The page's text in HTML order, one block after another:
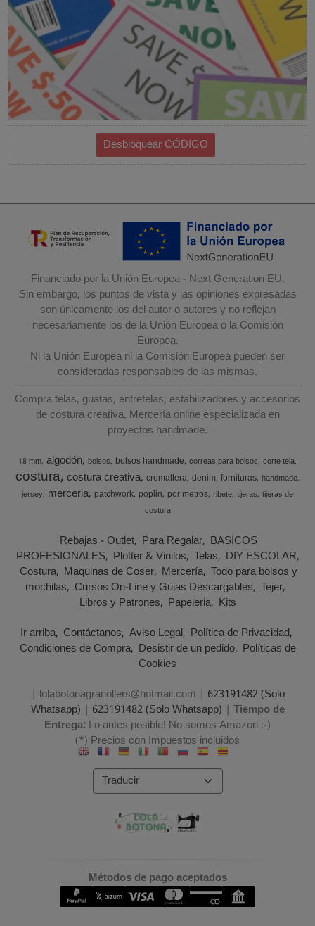
Financiado por la Unión Europea - Next Generation EU.
Sin embargo, los puntos de vista y las opiniones expresadas
son únicamente los del autor o autores y no reflejan
necesariamente los de la Unión Europea o la Comisión
Europea.
Ni la Unión Europea ni la Comisión Europea pueden ser
consideradas responsables de las mismas.
Compra telas, guatas, entretelas, estabilizadores y accesorios
de costura creativa. Mercería online especializada en
proyectos handmade.
18 mm algodón bolsos bolsos handmade correas para bolsos corte tela
costura costura creativa cremallera denim fornituras handmade
jersey merceria patchwork poplin por metros ribete tijeras tijeras de
costura
Rebajas - Outlet Para Regalar BASICOS
PROFESIONALES Plotter & Vinilos Telas DIY ESCOLAR
Costura Maquinas de Coser Mercería Todo para bolsos y
mochilas Cursos On-Line y Guias Descargables Tejer
Libros y Patrones Papeleria Kits
Ir arriba Contáctanos Aviso Legal Política de Privacidad
Condiciones de Compra Desistir de un pedido Políticas de
Cookies
| lolabotonagranollers@hotmail.com | 623191482 (Solo
Whatsapp) | 623191482 (Solo Whatsapp) | Tiempo de
Entrega:Lo antes posible! No somos Amazon :-)
(*) Precios con Impuestos incluidos
Métodos de pago aceptados